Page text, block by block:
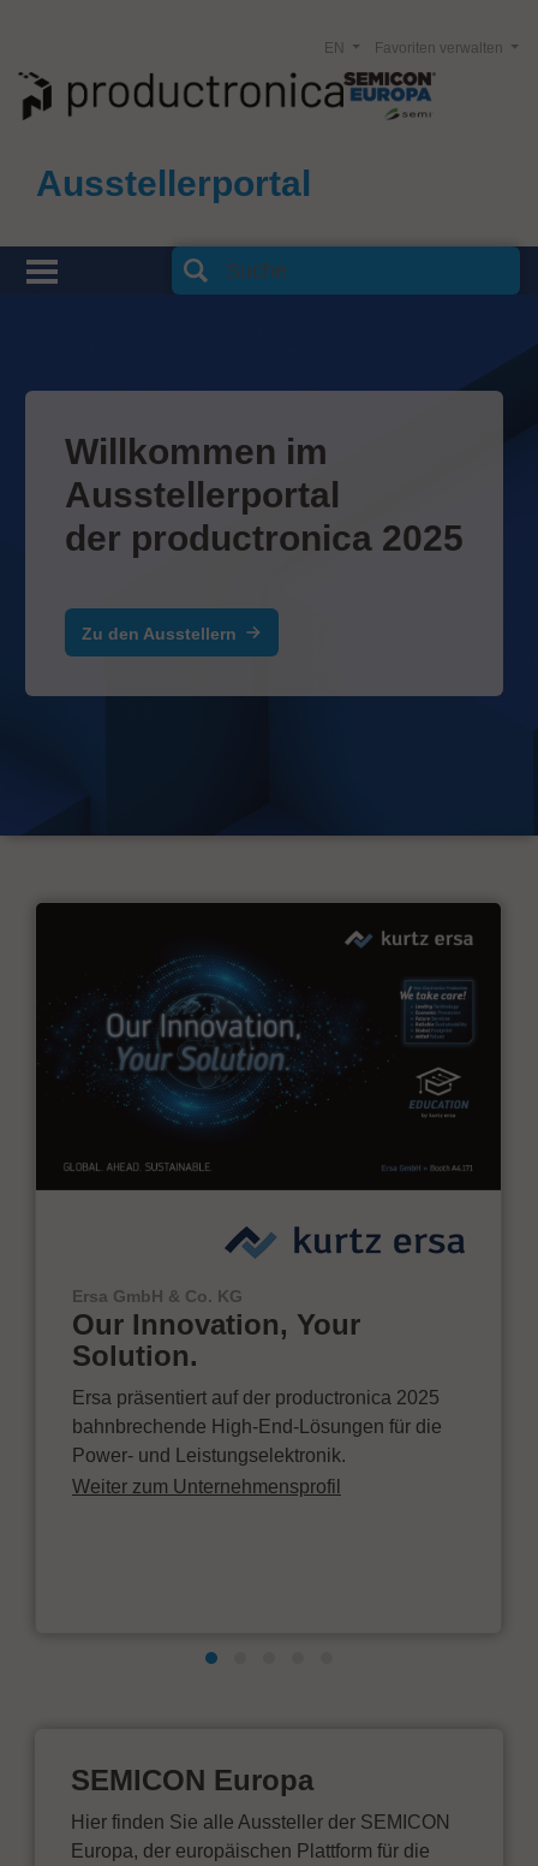
Ausstellerportal
Favoriten verwalten
EN
Willkommen im
Ausstellerportal
der productronica 2025
Zu den Ausstellern
Ersa GmbH & Co. KG
Our Innovation, Your
Solution.
Ersa präsentiert auf der productronica 2025
bahnbrechende High-End-Lösungen für die
Power- und Leistungselektronik.
Weiter zum Unternehmensprofil
SEMICON Europa
Hier finden Sie alle Aussteller der SEMICON
Europa, der europäischen Plattform für die